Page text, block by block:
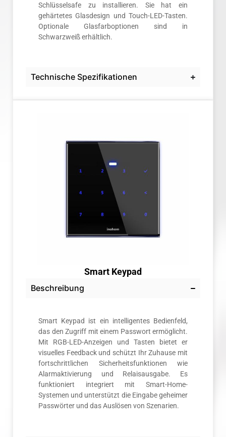
Schlüsselsafe zu installieren. Sie hat ein
gehärtetes Glasdesign und Touch-LED-Tasten.
Optionale Glasfarboptionen sind in
Schwarzweiß erhältlich.
Technische Spezifikationen
Smart Keypad
Beschreibung
Smart Keypad ist ein intelligentes Bedienfeld,
das den Zugriff mit einem Passwort ermöglicht.
Mit RGB-LED-Anzeigen und Tasten bietet er
visuelles Feedback und schützt Ihr Zuhause mit
fortschrittlichen Sicherheitsfunktionen wie
Alarmaktivierung und Relaisausgabe. Es
funktioniert integriert mit Smart-Home-
Systemen und unterstützt die Eingabe geheimer
Passwörter und das Auslösen von Szenarien.